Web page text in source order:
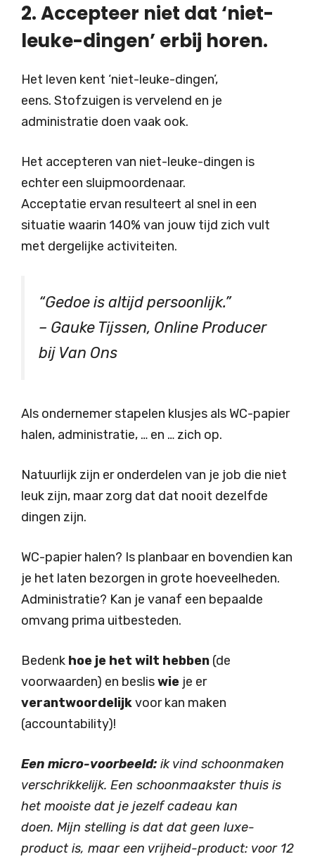
2. Accepteer niet dat ‘niet-
leuke-dingen’ erbij horen.
Het leven kent ‘niet-leuke-dingen’,
eens. Stofzuigen is vervelend en je
administratie doen vaak ook.
Het accepteren van niet-leuke-dingen is
echter een sluipmoordenaar.
Acceptatie ervan resulteert al snel in een
situatie waarin 140% van jouw tijd zich vult
met dergelijke activiteiten.
“Gedoe is altijd persoonlijk.”
– Gauke Tijssen, Online Producer
bij Van Ons
Als ondernemer stapelen klusjes als WC-papier
halen, administratie, … en … zich op.
Natuurlijk zijn er onderdelen van je job die niet
leuk zijn, maar zorg dat dat nooit dezelfde
dingen zijn.
WC-papier halen? Is planbaar en bovendien kan
je het laten bezorgen in grote hoeveelheden.
Administratie? Kan je vanaf een bepaalde
omvang prima uitbesteden.
Bedenk hoe je het wilt hebben (de
voorwaarden) en besliswie je er
verantwoordelijkvoor kan maken
(accountability)!
Een micro-voorbeeld: ik vind schoonmaken
verschrikkelijk. Een schoonmaakster thuis is
het mooiste dat je jezelf cadeau kan
doen. Mijn stelling is dat dat geen luxe-
product is, maar een vrijheid-product: voor 12